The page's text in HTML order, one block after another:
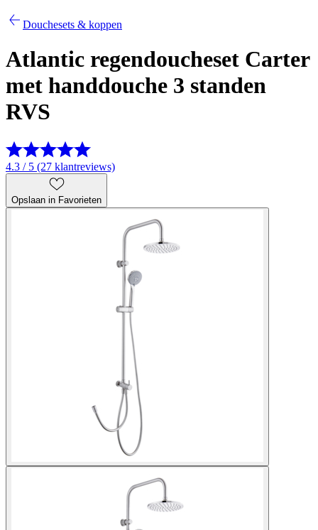
Douchesets & koppen
Atlantic regendoucheset Carter
met handdouche 3 standen
RVS
4.3 / 5 (27 klantreviews)
Opslaan in Favorieten